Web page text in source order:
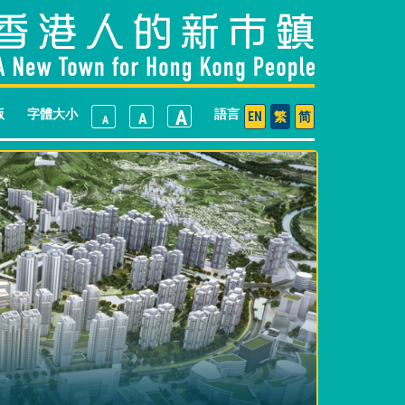
简
繁
EN
語言
A
A
A
字體大小